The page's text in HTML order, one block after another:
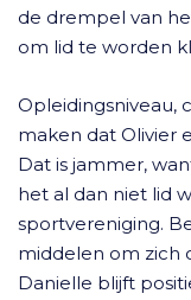
de drempel van
om lid te worden
Opleidingsniveau,
maken dat Olivier
Dat is jammer,
het al dan niet lid
sportvereniging.
middelen om zich
Danielle blijft